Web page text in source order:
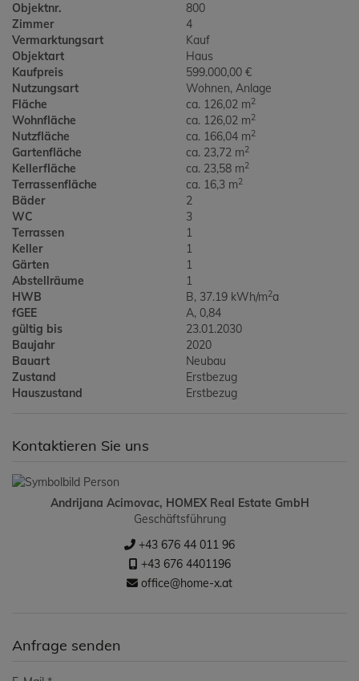
Objektnr.
800
Zimmer
4
Vermarktungsart
Kauf
Objektart
Haus
Kaufpreis
599.000,00 €
Nutzungsart
Wohnen Anlage
Fläche
ca. 126,02 m2
Wohnfläche ca. 126,02 m2
Nutzfläche ca. 166,04 m2
Gartenfläche ca. 23,72 m2
Kellerfläche ca. 23,58 m2
Terrassenfläche ca. 16,3 m2
Bäder
2
WC
3
Terrassen
1
Keller
1
Gärten
1
Abstellräume
1
HWB
B, 37.19 kWh/m2a
fGEE
A, 0,84
gültig bis
23.01.2030
Baujahr
2020
Bauart
Neubau
Zustand
Erstbezug
Hauszustand
Erstbezug
Kontaktieren Sie uns
Andrijana Acimovac, HOMEX Real Estate GmbH
Geschäftsführung
+43 676 44 011 96
+43 676 4401196
office@home-x.at
Anfrage senden